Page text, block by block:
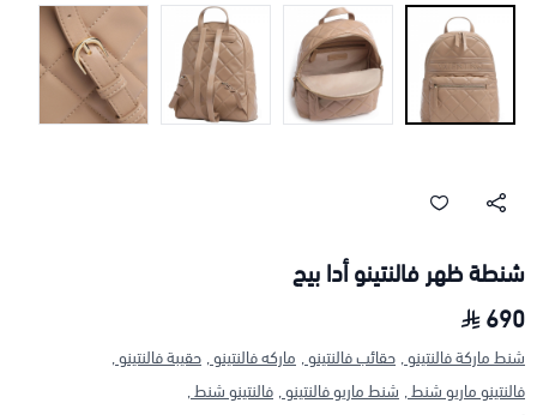
شنطة ظهر فالنتينو أدا بيج
690
شنط ماركة فالنتينو , حقائب فالنتينو , ماركه فالنتينو , حقيبة فالنتينو ,
فالنتينو ماريو شنط , شنط ماريو فالنتينو , فالنتينو شنط ,